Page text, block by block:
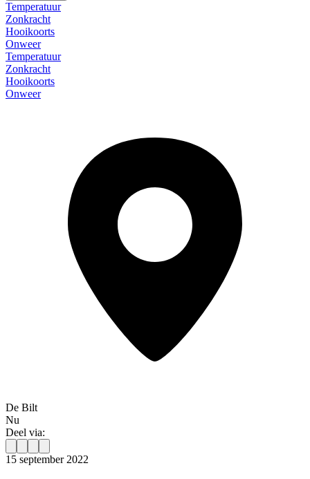
Temperatuur
Zonkracht
Hooikoorts
Onweer
Temperatuur
Zonkracht
Hooikoorts
Onweer
De Bilt
Nu
Deel via:
15 september 2022